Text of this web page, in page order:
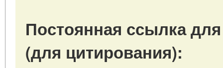
Постоянная ссылка
(для цитирования):